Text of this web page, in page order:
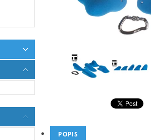
POPIS